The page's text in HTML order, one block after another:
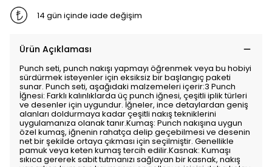
14 gün içinde iade değişim
Ürün Açıklaması
Punch seti, punch nakışı yapmayı öğrenmek veya bu hobiyi
sürdürmek isteyenler için eksiksiz bir başlangıç paketi
sunar. Punch seti, aşağıdaki malzemeleri içerir:3 Punch
İğnesi: Farklı kalınlıklarda üç punch iğnesi, çeşitli iplik türleri
ve desenler için uygundur. İğneler, ince detaylardan geniş
alanları doldurmaya kadar çeşitli nakış tekniklerini
uygulamanıza olanak tanır.Kumaş: Punch nakışına uygun
özel kumaş, iğnenin rahatça delip geçebilmesi ve desenin
net bir şekilde ortaya çıkması için seçilmiştir. Genellikle
pamuk veya keten kumaş tercih edilir.Kasnak: Kumaşı
sıkıca gererek sabit tutmanızı sağlayan bir kasnak, nakış